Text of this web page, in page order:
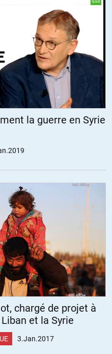
la guerre en Syrie
chargé de projet à
Liban et la Syrie
3.Jan.2017